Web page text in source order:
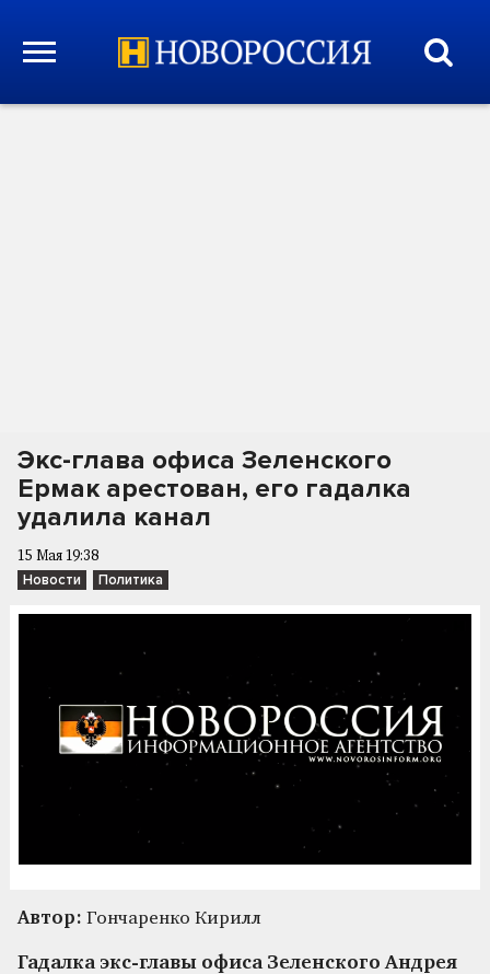
Экс-глава офиса Зеленского
Ермак арестован, его гадалка
удалила канал
15 Мая 19:38
Новости Политика
Автор: Гончаренко Кирилл
Гадалка экс-главы офиса Зеленского Андрея